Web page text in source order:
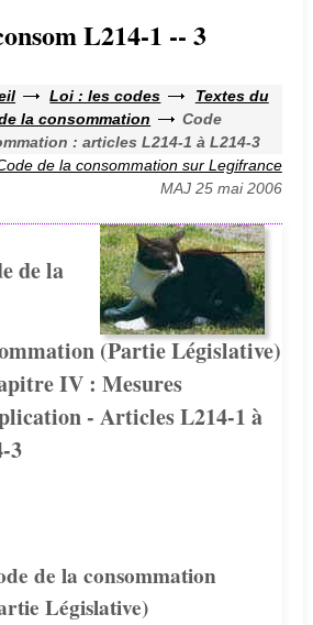
L214-1 -- 3
Loi : les codes
Textes du
la consommation
Code
: articles L214-1 à L214-3
de la consommation sur Legifrance
MAJ 25 mai 2006
de la
(Partie Législative)
IV : Mesures
- Articles L214-1 à
3
de la consommation
Législative)